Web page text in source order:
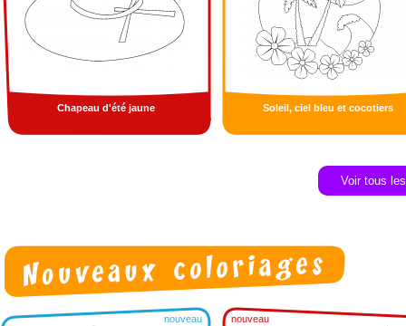
Chapeau d'été jaune Soleil, ciel bleu et cocotiers
Voir tous
nouveau nouveau